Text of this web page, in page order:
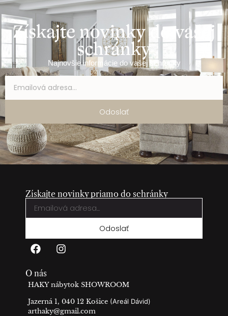
Získajte novinky do vašej
schránky
Najnovšie informácie do vašej schránky
Odoslať
Získajte novinky priamo do schránky
Odoslať
O nás
HAKY nábytok SHOWROOM
Jazerná 1, 040 12 Košice (Areál Dávid)
arthaky@gmail.com